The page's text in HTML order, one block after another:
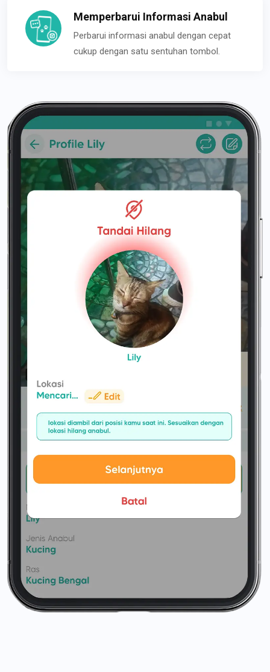
Memperbarui Informasi Anabul
Perbarui informasi anabul dengan cepat
cukup dengan satu sentuhan tombol.